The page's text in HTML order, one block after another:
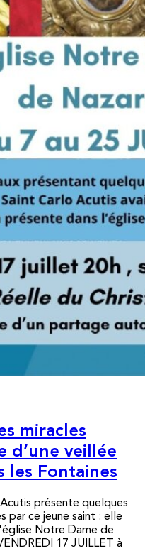
miracles
d’une veillée
les Fontaines
présente quelques
par ce jeune saint : elle
Notre Dame de
17 JUILLET à